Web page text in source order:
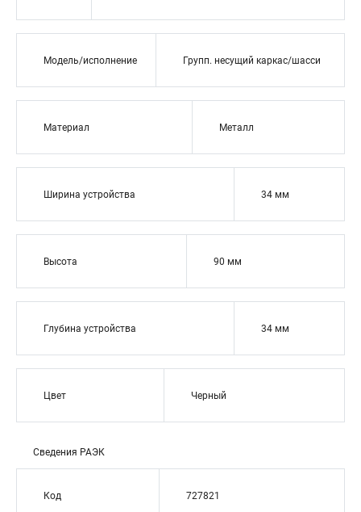
Модель/исполнение Групп. несущий каркас/шасси
Материал Металл
Ширина устройства 34 мм
Высота 90 мм
Глубина устройства 34 мм
Цвет Черный
Сведения РАЭК
Код 727821